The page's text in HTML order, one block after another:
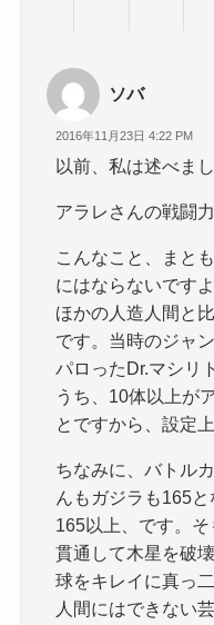
ソバ
2016年11月23日 4:22 PM
以前、私は述べまし
アラレさんの戦闘
こんなこと、まと
にはならないですよ
ほかの人造人間と
です。当時のジャ
パロったDr.マシリ
うち、10体以上が
とですから、設定
ちなみに、バトル
んもガジラも165
165以上、です。
貫通して木星を破
球をキレイに真っ
人間にはできない